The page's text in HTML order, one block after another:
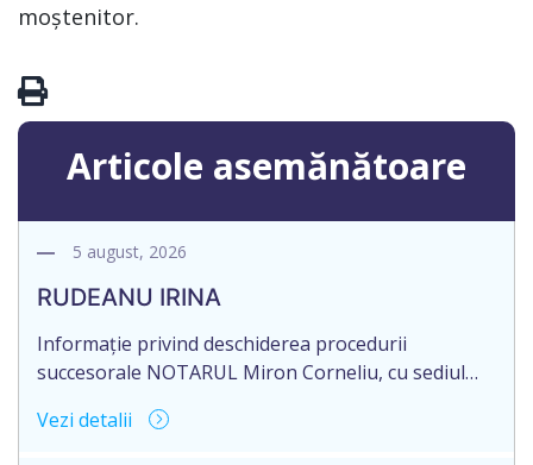
moștenitor.
Articole asemănătoare
5 august, 2026
RUDEANU IRINA
Informație privind deschiderea procedurii
succesorale NOTARUL Miron Corneliu, cu sediul
Testemițeanu, nr. 3/6, anunță despre deschiderea
Vezi detalii